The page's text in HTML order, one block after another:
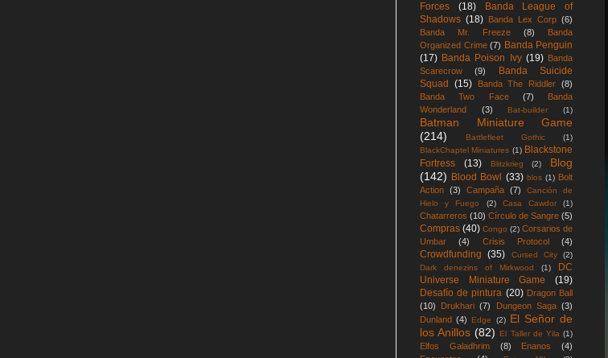
Forces
(18)
Banda League of
Shadows (18) Banda Lex Corp (6)
Banda Mr. Freeze
(8)
Banda
Organized Crime (7) Banda Penguin
(17) Banda Poison Ivy (19) Banda
Scarecrow
(9)
Banda Suicide
Squad
(15) Banda The Riddler (8)
Banda Two Face
(7)
Banda
Wonderland
(3) Bat-builder (1)
Batman Miniature Game
(214)
Battlefleet Gothic
(1)
BlackChaptel Miniatures (1) Blackstone
Fortress
(13) Blitzkrieg (2)
Blog
(142) Blood Bowl (33) blos (1) Bolt
Action (3) Campaña (7)
Canción de
Hielo y Fuego
(2) Casa Cawdor (1)
Chatarreros (10) Círculo de Sangre (5)
Compras (40) Congo (2) Corsarios de
Umbar
(4) Crisis Protocol (4)
Crowdfunding (35) Cursed City
(2)
Dark denezins of Mirkwood
(1)
DC
Universe Miniature Game
(19)
Desafío de pintura (20) Dragon Ball
(10)
Drukhari (7) Dungeon Saga (3)
Dunland (4) Edge (2) El Señor de
los Anillos (82) El Taller de Yila (1)
Elfos Galadhrim (8) Enanos
(4)